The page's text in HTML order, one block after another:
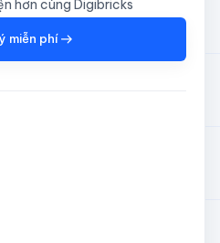
hơn cùng Digibricks
miễn phí